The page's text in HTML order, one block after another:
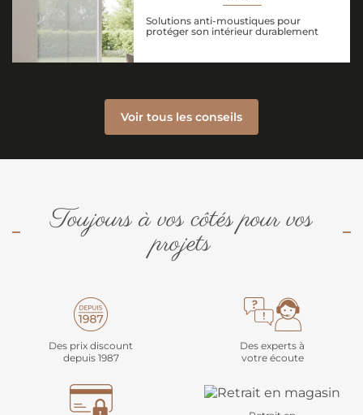
Solutions anti-moustiques pour
protéger son intérieur durablement
Voir tous les conseils
Toujours à vos côtés pour vos
projets
Des prix discount
depuis 1987
Des experts à
votre écoute